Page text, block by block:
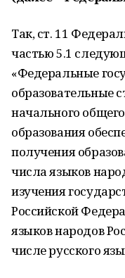
Так, ст. 11
частью 5.1
«Федеральные
образовательные
начального
образования
получения
числа языков
изучения
Российской
языков народов
числе русского